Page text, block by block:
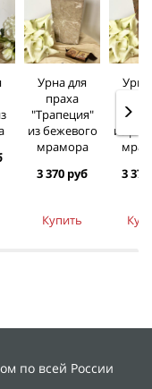
Урна для
праха
"Трапеция"
из бежевого
мрамора
3 370 руб
Купить
Урна
из
3
по всей России